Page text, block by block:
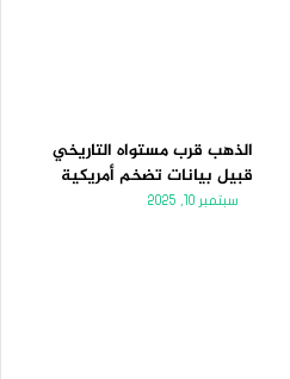
الذهب قرب مستواه التاريخي
قبيل بيانات تضخم أمريكية
سبتمبر 10, 2025